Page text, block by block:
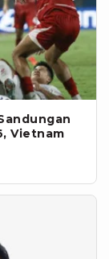
Vietnam